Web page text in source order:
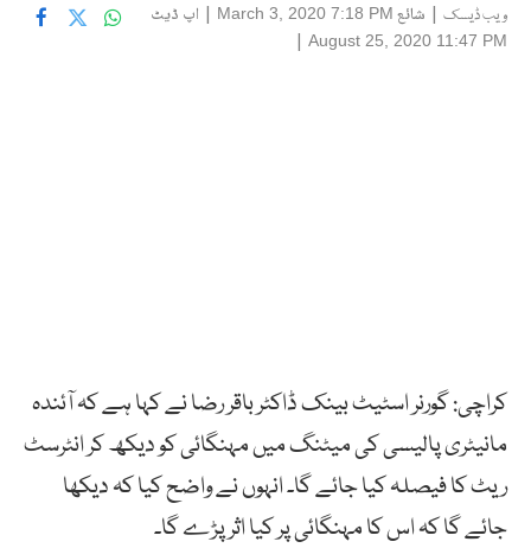
ویب ڈیسک | شائع March 3, 2020 7:18 PM
| اپ ڈیٹ
August 25, 2020 11:47 PM
|
کراچی: گورنر اسٹیٹ بینک ڈاکٹر باقر رضا نے کہا ہے کہ آئندہ
مانیٹری پالیسی کی میٹنگ میں مہنگائی کو دیکھ کر انٹرسٹ
ریٹ کا فیصلہ کیا جائے گا۔ انہوں نے واضح کیا کہ دیکھا
جائے گا کہ اس کا مہنگائی پر کیا اثر پڑے گا۔